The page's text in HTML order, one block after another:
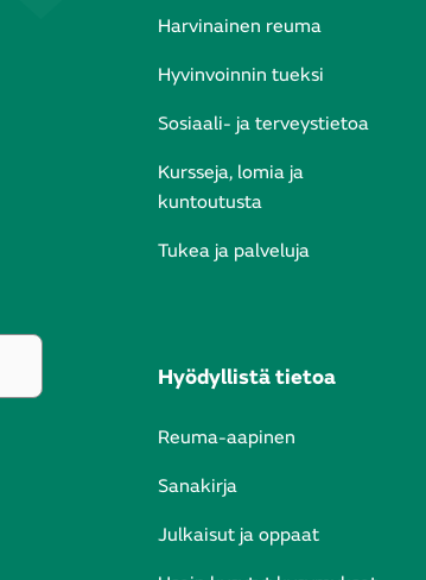
Harvinainen reuma
Hyvinvoinnin tueksi
Sosiaali- ja terveystietoa
Kursseja, lomia ja
kuntoutusta
Tukea ja palveluja
Hyödyllistä tietoa
Reuma-aapinen
Sanakirja
Julkaisut ja oppaat